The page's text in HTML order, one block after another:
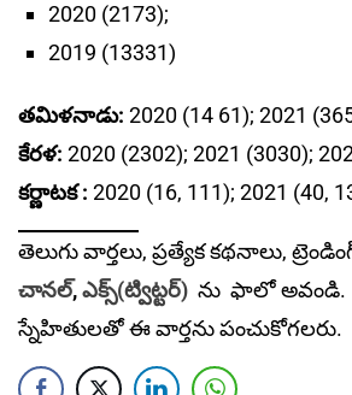
2020 (2173);
2019 (13331)
తమిళనాడు: 2020 (14 61); 2021
కేరళ: 2020 (2302); 2021 (3030);
కర్ణాటక : 2020 (16, 111); 2021 (40,
తెలుగు వార్తలు, ప్రత్యేక కథనాలు,
చానల్,ఎక్స్(ట్విట్టర్) ను ఫాలో అవండి.
స్నేహితులతో ఈ వార్తను పంచుకోగలరు.